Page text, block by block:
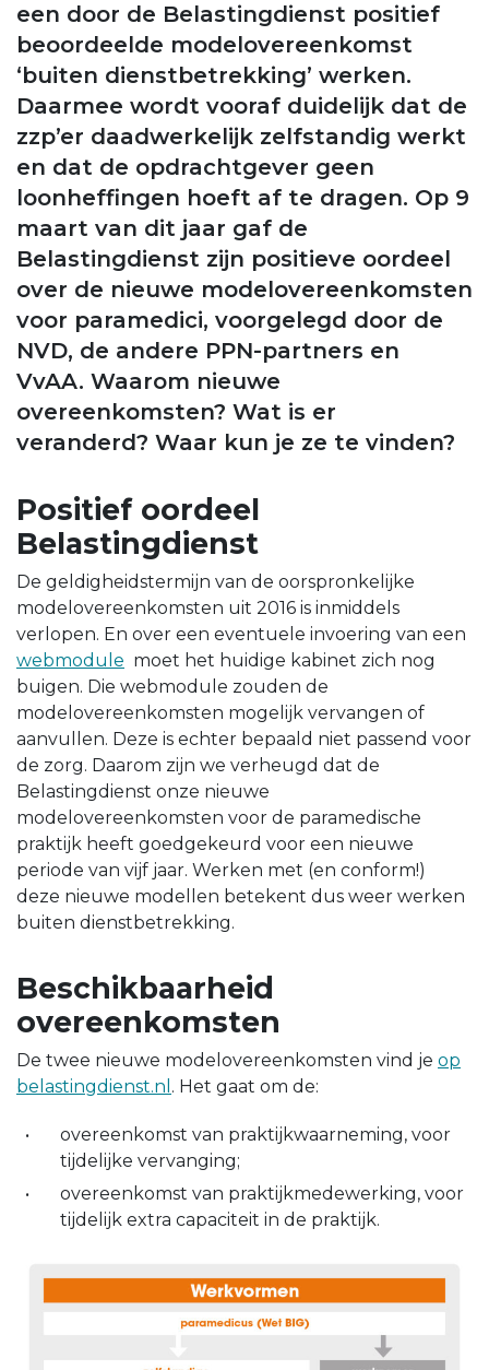
een door de Belastingdienst positief
beoordeelde modelovereenkomst
‘buiten dienstbetrekking’ werken.
Daarmee wordt vooraf duidelijk dat de
zzp’er daadwerkelijk zelfstandig werkt
en dat de opdrachtgever geen
loonheffingen hoeft af te dragen. Op 9
maart van dit jaar gaf de
Belastingdienst zijn positieve oordeel
over de nieuwe modelovereenkomsten
voor paramedici, voorgelegd door de
NVD, de andere PPN-partners en
VvAA. Waarom nieuwe
overeenkomsten? Wat is er
veranderd? Waar kun je ze te vinden?
Positief oordeel
Belastingdienst
De geldigheidstermijn van de oorspronkelijke
modelovereenkomsten uit 2016 is inmiddels
verlopen. En over een eventuele invoering van een
webmodule moet het huidige kabinet zich nog
buigen. Die webmodule zouden de
modelovereenkomsten mogelijk vervangen of
aanvullen. Deze is echter bepaald niet passend voor
de zorg. Daarom zijn we verheugd dat de
Belastingdienst onze nieuwe
modelovereenkomsten voor de paramedische
praktijk heeft goedgekeurd voor een nieuwe
periode van vijf jaar. Werken met (en conform!)
deze nieuwe modellen betekent dus weer werken
buiten dienstbetrekking.
Beschikbaarheid
overeenkomsten
De twee nieuwe modelovereenkomsten vind je op
belastingdienst.nl . Het gaat om de:
overeenkomst van praktijkwaarneming, voor
tijdelijke vervanging;
overeenkomst van praktijkmedewerking, voor
tijdelijk extra capaciteit in de praktijk.